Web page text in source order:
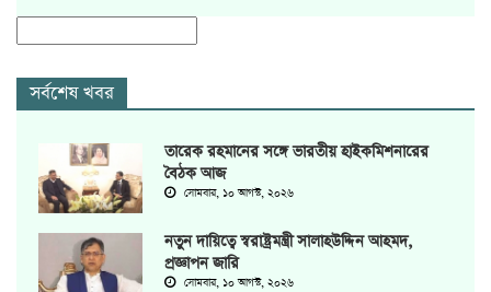
সর্বশেষ খবর
তারেক রহমানের সঙ্গে ভারতীয় হাইকমিশনারের
বৈঠক আজ
সোমবার, ১০ আগস্ট, ২০২৬
নতুন দায়িত্বে স্বরাষ্ট্রমন্ত্রী সালাহউদ্দিন আহমদ,
প্রজ্ঞাপন জারি
সোমবার, ১০ আগস্ট, ২০২৬